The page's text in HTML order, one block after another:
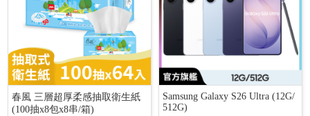
春風 三層超厚柔感抽取衛生紙
(100抽x8包x8串/箱)
Samsung Galaxy S26 Ultra (12G/
512G)